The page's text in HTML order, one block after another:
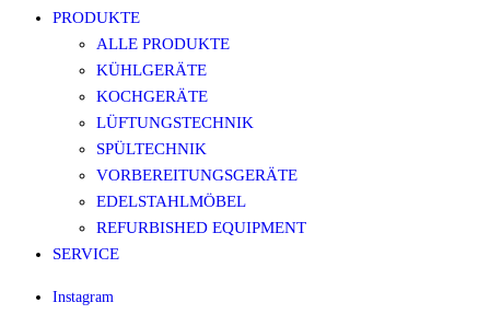
PRODUKTE
ALLE PRODUKTE
KÜHLGERÄTE
KOCHGERÄTE
LÜFTUNGSTECHNIK
SPÜLTECHNIK
VORBEREITUNGSGERÄTE
EDELSTAHLMÖBEL
REFURBISHED EQUIPMENT
SERVICE
Instagram